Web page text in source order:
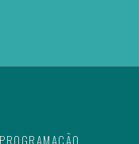
PROGRAMAÇÃO